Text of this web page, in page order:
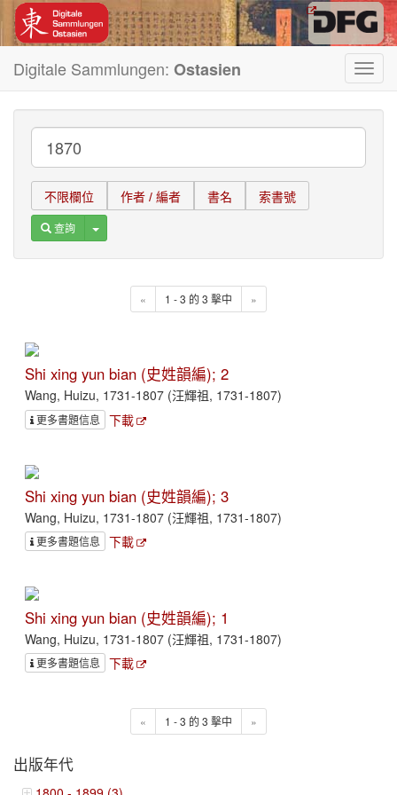
Digitale Sammlungen: Ostasien
不限欄位 作者 / 編者 書名 索書號
查詢 Toggle Dropdown
« 1 - 3 的 3 擊中 »
Shi xing yun bian (史姓韻編); 2
Wang, Huizu, 1731-1807 (汪輝祖, 1731-1807)
更多書題信息 下載
Shi xing yun bian (史姓韻編); 3
Wang, Huizu, 1731-1807 (汪輝祖, 1731-1807)
更多書題信息 下載
Shi xing yun bian (史姓韻編); 1
Wang, Huizu, 1731-1807 (汪輝祖, 1731-1807)
更多書題信息 下載
« 1 - 3 的 3 擊中 »
出版年代